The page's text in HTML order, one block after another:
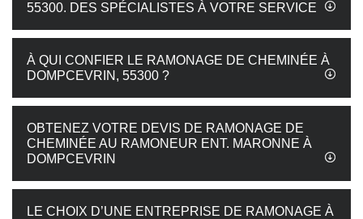
55300. DES SPÉCIALISTES À VOTRE SERVICE
À QUI CONFIER LE RAMONAGE DE CHEMINÉE À
DOMPCEVRIN, 55300 ?
OBTENEZ VOTRE DEVIS DE RAMONAGE DE
CHEMINÉE AU RAMONEUR ENT. MARONNE À
DOMPCEVRIN
LE CHOIX D’UNE ENTREPRISE DE RAMONAGE À